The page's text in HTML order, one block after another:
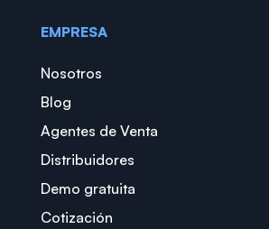
EMPRESA
Nosotros
Blog
Agentes de Venta
Distribuidores
Demo gratuita
Cotización